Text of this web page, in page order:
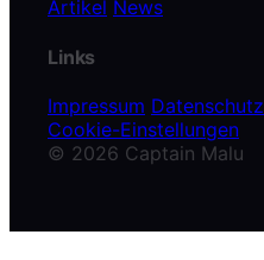
Artikel News
Links
Impressum Datenschutz
Cookie-Einstellungen
© 2026 Captain Malu